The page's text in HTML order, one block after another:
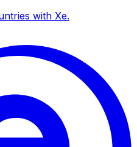
with Xe.